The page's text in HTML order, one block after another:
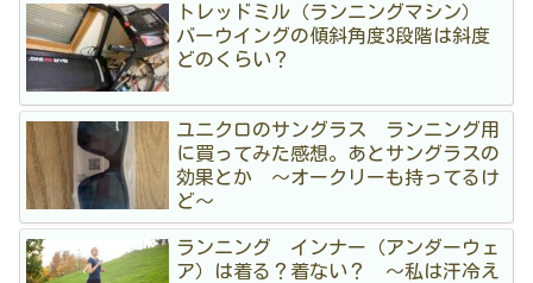
トレッドミル（ランニングマシン）
バーウイングの傾斜角度3段階は斜度
どのくらい？
ユニクロのサングラス ランニング用
に買ってみた感想。あとサングラスの
効果とか 〜オークリーも持ってるけ
ど〜
ランニング インナー（アンダーウェ
ア）は着る？着ない？ 〜私は汗冷え